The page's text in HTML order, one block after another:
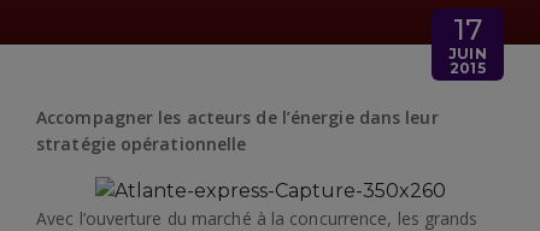
17
JUIN
2015
Accompagner les acteurs de l’énergie dans leur
stratégie opérationnelle
Avec l’ouverture du marché à la concurrence, les grands